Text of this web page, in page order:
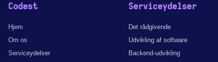
Codest
Hjem
Om os
Serviceydelser
Serviceydelser
Det rådgivende
Udvikling af software
Backend-udvikling